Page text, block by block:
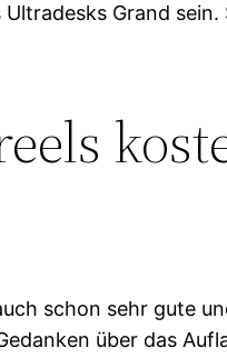
Grand
schon sehr gute
über das